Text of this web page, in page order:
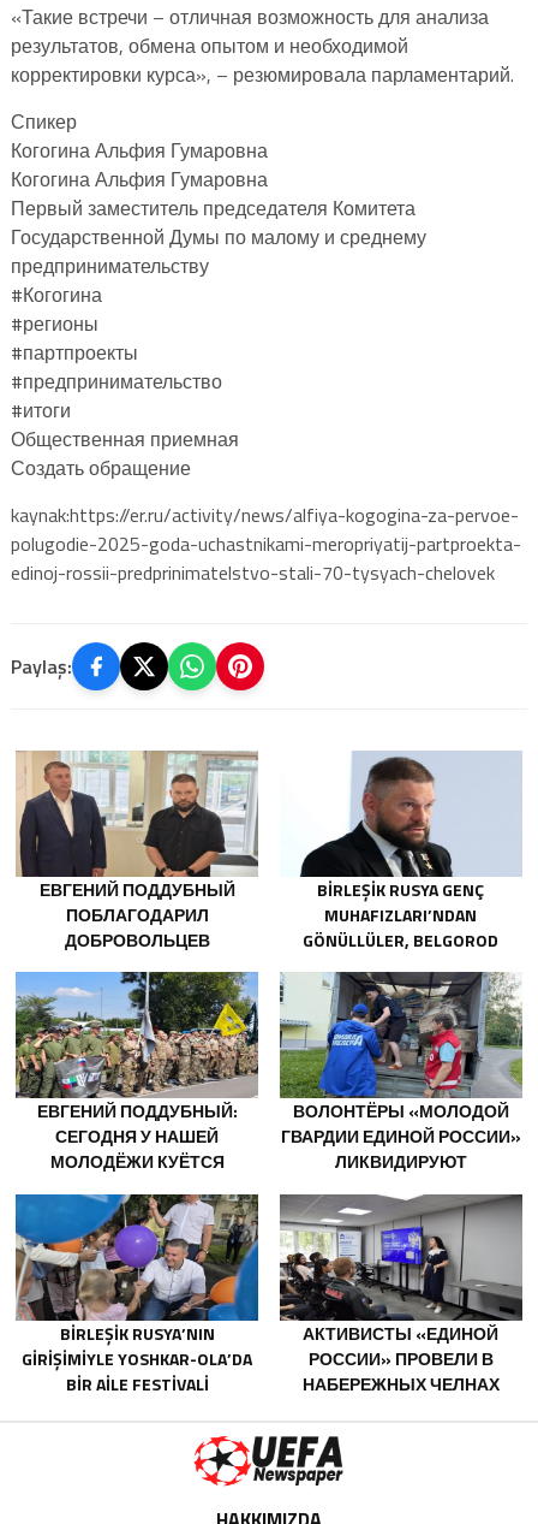
«Такие встречи – отличная возможность для анализа
результатов, обмена опытом и необходимой
корректировки курса», – резюмировала парламентарий.
Спикер
Когогина Альфия Гумаровна
Когогина Альфия Гумаровна
Первый заместитель председателя Комитета
Государственной Думы по малому и среднему
предпринимательству
#Когогина
#регионы
#партпроекты
#предпринимательство
#итоги
Общественная приемная
Создать обращение
kaynak:https://er.ru/activity/news/alfiya-kogogina-za-pervoe-
polugodie-2025-goda-uchastnikami-meropriyatij-partproekta-
edinoj-rossii-predprinimatelstvo-stali-70-tysyach-chelovek
Paylaş:
ЕВГЕНИЙ ПОДДУБНЫЙ
ПОБЛАГОДАРИЛ
ДОБРОВОЛЬЦЕВ
ЗА МУЖЕСТВО В СПАСЕНИИ
ПОСТРАДАВШИХ ОТ
ОБСТРЕЛОВ
BIRLEŞIK RUSYA GENÇ
MUHAFIZLARI’NDAN
GÖNÜLLÜLER, BELGOROD
SÖNDÜRÜCÜLER VE
JENERATÖRLER KONUSUNDA
YARDIMCI OLACAK
ЕВГЕНИЙ ПОДДУБНЫЙ:
СЕГОДНЯ У НАШЕЙ
МОЛОДЁЖИ КУЁТСЯ
ВОЛОНТЁРЫ «МОЛОДОЙ
ГВАРДИИ ЕДИНОЙ РОССИИ»
ЛИКВИДИРУЮТ
НА УРАЛЕ И ДАЛЬНЕМ
ВОСТОКЕ
BIRLEŞIK RUSYA’NIN
GIRIŞIMIYLE YOSHKAR-OLA’DA
BIR AILE FESTIVALI
АКТИВИСТЫ «ЕДИНОЙ
РОССИИ» ПРОВЕЛИ В
НАБЕРЕЖНЫХ ЧЕЛНАХ
МЕРОПРИЯТИЯ ДЛЯ
МОЛОДЫХ СПЕЦИАЛИСТОВ